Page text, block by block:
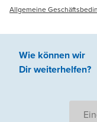
Allgemeine
Wie können wir
Dir weiterhelfen?